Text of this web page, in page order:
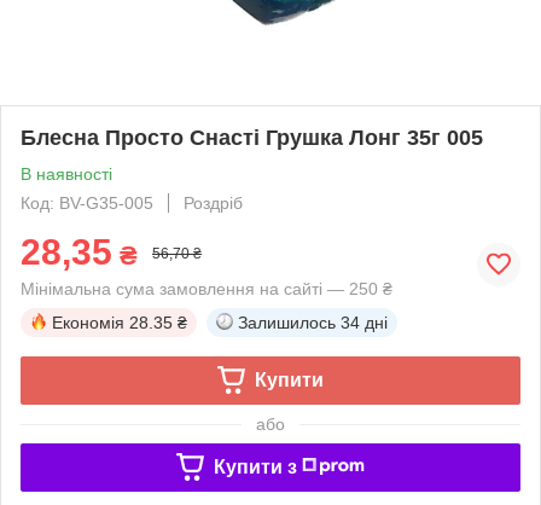
Блесна Просто Снасті Грушка Лонг 35г 005
В наявності
Код: BV-G35-005
Роздріб
28,35 ₴ 56,70 ₴
Мінімальна сума замовлення на сайті — 250 ₴
Економія 28.35 ₴ Залишилось 34 дні
Купити
або
Купити з